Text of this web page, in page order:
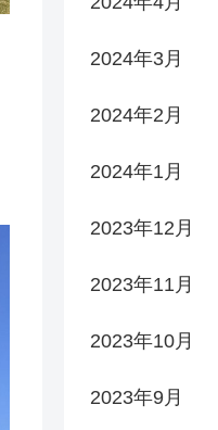
2024年3月
2024年2月
2024年1月
2023年12月
2023年11月
2023年10月
2023年9月